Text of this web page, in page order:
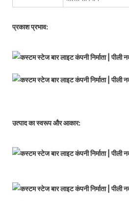
प्रकाश प्रभाव:
उत्पाद का स्वरूप और आकार: